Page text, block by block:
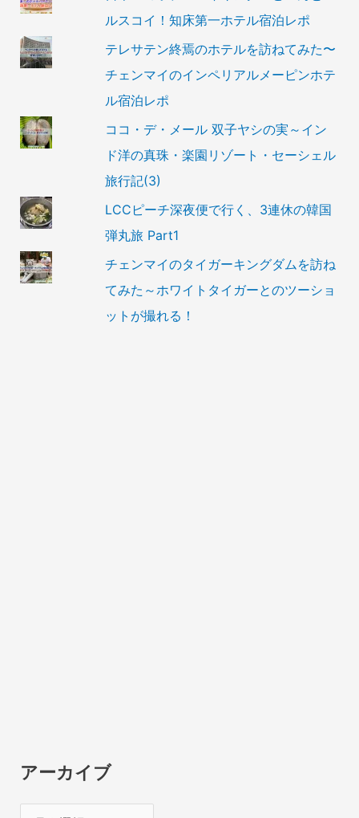
ルスコイ！知床第一ホテル宿泊レポ
テレサテン終焉のホテルを訪ねてみた〜
チェンマイのインペリアルメーピンホテ
ル宿泊レポ
ココ・デ・メール 双子ヤシの実～イン
ド洋の真珠・楽園リゾート・セーシェル
旅行記(3)
LCCピーチ深夜便で行く、3連休の韓国
弾丸旅 Part1
チェンマイのタイガーキングダムを訪ね
てみた～ホワイトタイガーとのツーショ
ットが撮れる！
アーカイブ